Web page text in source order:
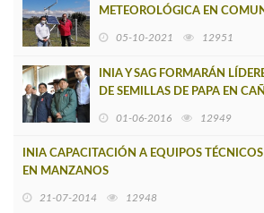
METEOROLÓGICA EN
05-10-2021 12951
INIA Y SAG FORMARÁN
DE SEMILLAS DE PAPA EN
01-06-2016 12949
INIA CAPACITACIÓN A EQUIPOS
EN MANZANOS
21-07-2014 12948